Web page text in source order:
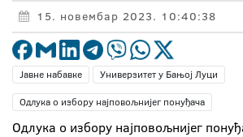
15. новембар 2023. 10:40:38
Јавне набавке
Универзитет у Бањој Луци
Одлука о избору најповољнијег понуђача
Одлука о избору најповољнијег